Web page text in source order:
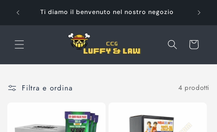
direttamenteTi diamo il benvenuto nel nostro negozio
Carrello
Filtra e ordina 4 prodotti